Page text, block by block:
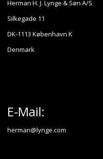
Herman H. J. Lynge & Søn A/S
Silkegade 11
DK-1113 København K
Denmark
E-Mail:
herman@lynge.com